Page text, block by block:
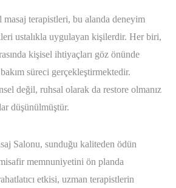
terapistleri, bu alanda deneyim
ustalıkla uygulayan kişilerdir. Her biri,
kişisel ihtiyaçları göz önünde
süreci gerçekleştirmektedir.
değil, ruhsal olarak da restore olmanız
düşünülmüştür.
Salonu, sunduğu kaliteden ödün
memnuniyetini ön planda
etkisi, uzman terapistlerin